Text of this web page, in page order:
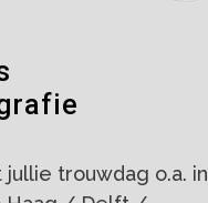
trouwdag o.a.